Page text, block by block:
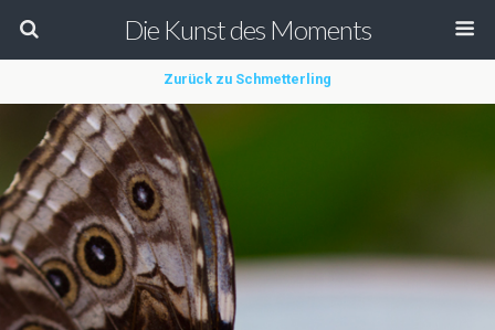
Die Kunst des Moments
Zurück zu Schmetterling